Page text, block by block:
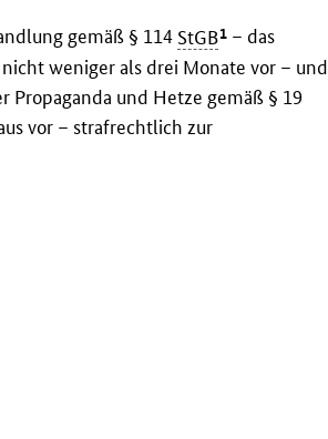
gemäß § 114 StGB1 – das
weniger als drei Monate vor – und
Propaganda und Hetze gemäß § 19
vor – strafrechtlich zur